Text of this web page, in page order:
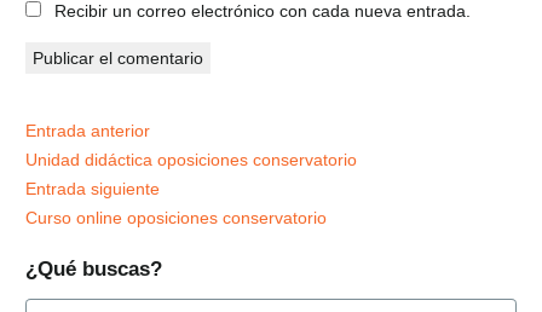
Recibir un correo electrónico con cada nueva entrada.
Publicar el comentario
Entrada anterior
Unidad didáctica oposiciones conservatorio
Entrada siguiente
Curso online oposiciones conservatorio
¿Qué buscas?